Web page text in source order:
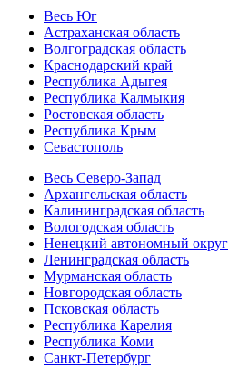
Весь Юг
Астраханская область
Волгоградская область
Краснодарский край
Республика Адыгея
Республика Калмыкия
Ростовская область
Республика Крым
Севастополь
Весь Северо-Запад
Архангельская область
Калининградская область
Вологодская область
Ненецкий автономный округ
Ленинградская область
Мурманская область
Новгородская область
Псковская область
Республика Карелия
Республика Коми
Санкт-Петербург